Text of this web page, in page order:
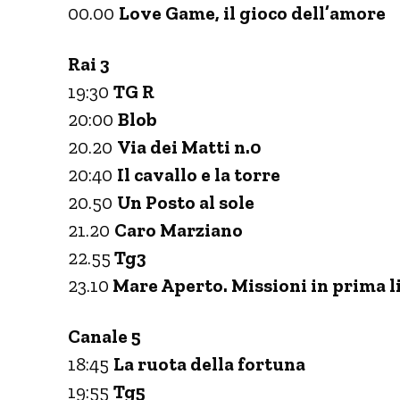
00.00 Love Game, il gioco dell’amore
Rai 3
19:30 TG R
20:00 Blob
20.20 Via dei Matti n.0
20:40 Il cavallo e la torre
20.50 Un Posto al sole
21.20 Caro Marziano
22.55 Tg3
23.10 Mare Aperto. Missioni in prima
Canale 5
18:45 La ruota della fortuna
19:55 Tg5